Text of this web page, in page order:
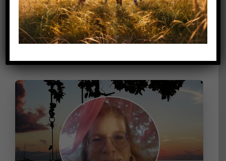
Anders reisen: Euer Ansprechpartner für
individuelle und ausgefallene Reisen.